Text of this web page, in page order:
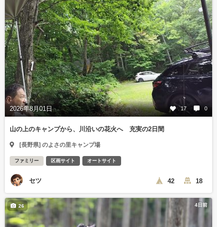
2026年8月01日 17 0
山の上のキャンプから、川沿いの花火へ 充実の2日間
[長野県] のよさの里キャンプ場
ファミリー 区画サイト オートサイト
セツ 42 18
4日前
26